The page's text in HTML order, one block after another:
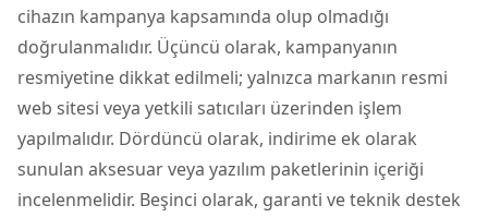
cihazın kampanya kapsamında olup olmadığı
doğrulanmalıdır. Üçüncü olarak, kampanyanın
resmiyetine dikkat edilmeli; yalnızca markanın resmi
web sitesi veya yetkili satıcıları üzerinden işlem
yapılmalıdır. Dördüncü olarak, indirime ek olarak
sunulan aksesuar veya yazılım paketlerinin içeriği
incelenmelidir. Beşinci olarak, garanti ve teknik destek